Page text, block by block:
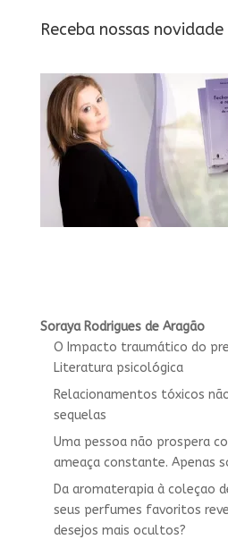
Receba nossas
Soraya Rodrigues de Aragão
O Impacto traumático do
Literatura psicológica
Relacionamentos tóxicos
sequelas
Uma pessoa não prospera
ameaça constante. Apenas
Da aromaterapia à coleçao
seus perfumes favoritos
desejos mais ocultos?